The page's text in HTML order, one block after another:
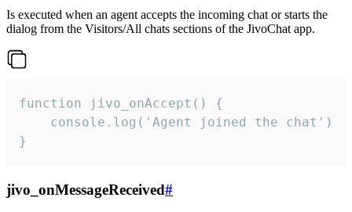
Is executed when an agent accepts the incoming chat or starts the
dialog from the Visitors/All chats sections of the JivoChat app.
function jivo_onAccept() {
}
jivo_onMessageReceived#